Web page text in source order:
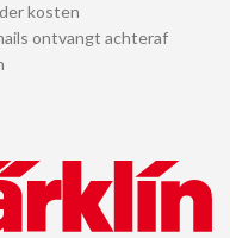
kosten
ontvangt achteraf